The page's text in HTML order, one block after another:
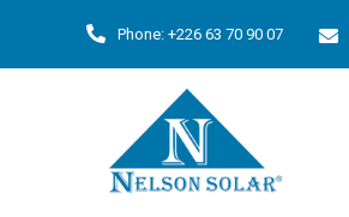
Phone: +226 63 70 90 07